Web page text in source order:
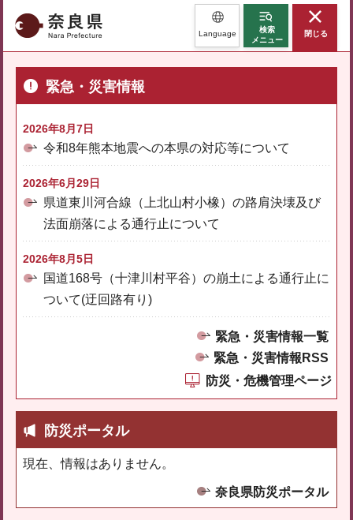
奈良県 Language
検索
メニュー
閉じる
緊急・災害情報
2026年8月7日
令和8年熊本地震への本県の対応等について
2026年6月29日
県道東川河合線（上北山村小橡）の路肩決壊及び
法面崩落による通行止について
2026年8月5日
国道168号（十津川村平谷）の崩土による通行止に
ついて(迂回路有り)
緊急・災害情報一覧
緊急・災害情報RSS
防災・危機管理ページ
防災ポータル
現在、情報はありません。
奈良県防災ポータル